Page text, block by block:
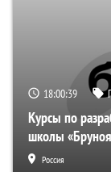
18:00:38
Курсы по
школы
Россия